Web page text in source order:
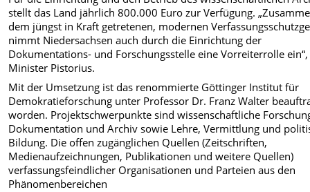
stellt das Land jährlich 800.000 Euro zur Verfügung.
dem jüngst in Kraft getretenen, modernen
nimmt Niedersachsen auch durch die Einrichtung der
Dokumentations- und Forschungsstelle eine Vorreiterrolle
Minister Pistorius.
Mit der Umsetzung ist das renommierte Göttinger Institut für
Demokratieforschung unter Professor Dr. Franz Walter
worden. Projektschwerpunkte sind wissenschaftliche
Dokumentation und Archiv sowie Lehre, Vermittlung und
Bildung. Die offen zugänglichen Quellen (Zeitschriften,
Medienaufzeichnungen, Publikationen und weitere Quellen)
verfassungsfeindlicher Organisationen und Parteien aus den
Phänomenbereichen